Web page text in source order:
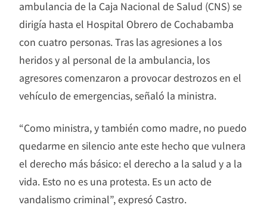
ambulancia de la Caja Nacional de Salud (CNS) se
dirigía hasta el Hospital Obrero de Cochabamba
con cuatro personas. Tras las agresiones a los
heridos y al personal de la ambulancia, los
agresores comenzaron a provocar destrozos en el
vehículo de emergencias, señaló la ministra.
“Como ministra, y también como madre, no puedo
quedarme en silencio ante este hecho que vulnera
el derecho más básico: el derecho a la salud y a la
vida. Esto no es una protesta. Es un acto de
vandalismo criminal”, expresó Castro.